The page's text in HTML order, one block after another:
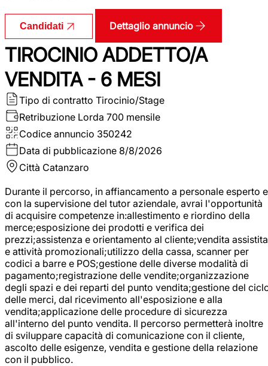
Candidati Dettaglio annuncio
TIROCINIO ADDETTO/A
VENDITA - 6 MESI
Tipo di contratto Tirocinio/Stage
Retribuzione Lorda 700 mensile
Codice annuncio 350242
Data di pubblicazione 8/8/2026
Città Catanzaro
Durante il percorso, in affiancamento a personale esperto e
con la supervisione del tutor aziendale, avrai l'opportunità
di acquisire competenze in:allestimento e riordino della
merce;esposizione dei prodotti e verifica dei
prezzi;assistenza e orientamento al cliente;vendita assistita
e attività promozionali;utilizzo della cassa, scanner per
codici a barre e POS;gestione delle diverse modalità di
pagamento;registrazione delle vendite;organizzazione
degli spazi e dei reparti del punto vendita;gestione del
delle merci, dal ricevimento all'esposizione e alla
vendita;applicazione delle procedure di sicurezza
all'interno del punto vendita. Il percorso permetterà inoltre
di sviluppare capacità di comunicazione con il cliente,
ascolto delle esigenze, vendita e gestione della relazione
con il pubblico.